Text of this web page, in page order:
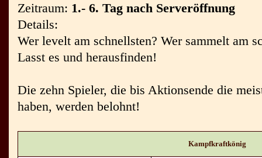
Zeitraum: 1.- 6. Tag nach Serveröffnung
Details:
Wer levelt am schnellsten? Wer sammelt am
Lasst es und herausfinden!
Die zehn Spieler, die bis Aktionsende die
haben, werden belohnt!
Kampfkraftkönig